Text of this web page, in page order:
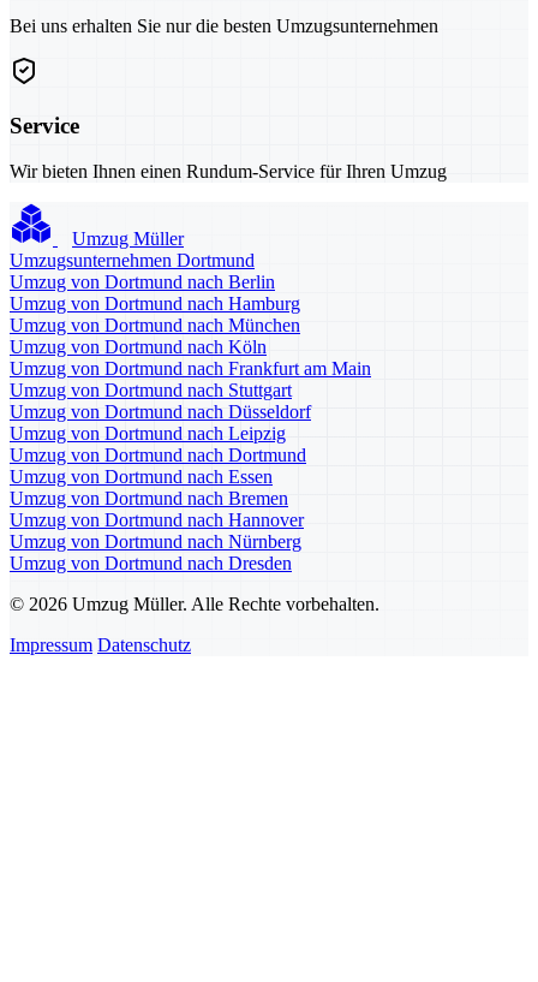
Bei uns erhalten Sie nur die besten Umzugsunternehmen
Service
Wir bieten Ihnen einen Rundum-Service für Ihren Umzug
Umzug Müller
Umzugsunternehmen Dortmund
Umzug von Dortmund nach Berlin
Umzug von Dortmund nach Hamburg
Umzug von Dortmund nach München
Umzug von Dortmund nach Köln
Umzug von Dortmund nach Frankfurt am Main
Umzug von Dortmund nach Stuttgart
Umzug von Dortmund nach Düsseldorf
Umzug von Dortmund nach Leipzig
Umzug von Dortmund nach Dortmund
Umzug von Dortmund nach Essen
Umzug von Dortmund nach Bremen
Umzug von Dortmund nach Hannover
Umzug von Dortmund nach Nürnberg
Umzug von Dortmund nach Dresden
© 2026 Umzug Müller. Alle Rechte vorbehalten.
Impressum Datenschutz